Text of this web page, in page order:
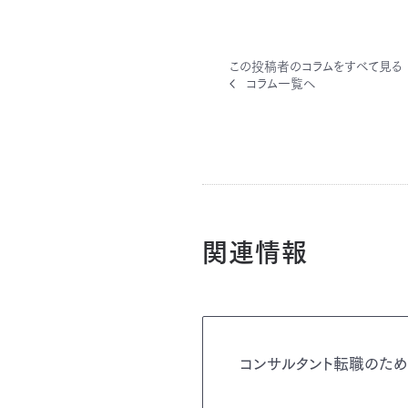
この投稿者のコラムをすべて見る
コラム一覧へ
関連情報
コンサルタント転職のた